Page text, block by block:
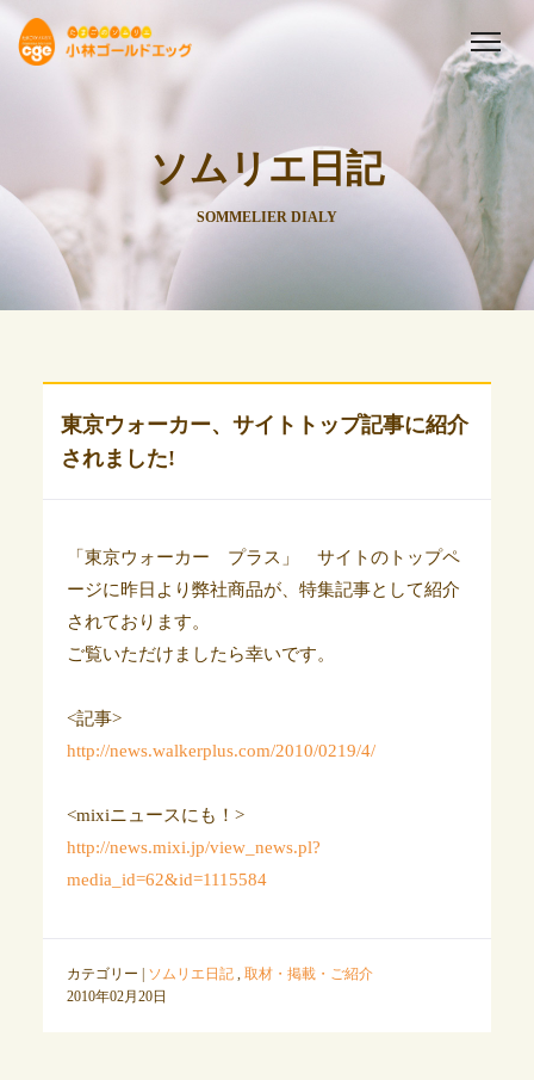
ソムリエ日記
SOMMELIER DIALY
東京ウォーカー、サイトトップ記事に紹介
されました!
「東京ウォーカー プラス」 サイトのトップペ
ージに昨日より弊社商品が、特集記事として紹介
されております。
ご覧いただけましたら幸いです。
<記事>
http://news.walkerplus.com/2010/0219/4/
<mixiニュースにも！>
http://news.mixi.jp/view_news.pl?
media_id=62&id=1115584
カテゴリー | ソムリエ日記, 取材・掲載・ご紹介
2010年02月20日